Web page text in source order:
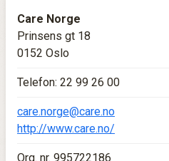
Care Norge
Prinsens gt 18
0152 Oslo
Telefon: 22 99 26 00
care.norge@care.no
http://www.care.no/
Org. nr. 995722186